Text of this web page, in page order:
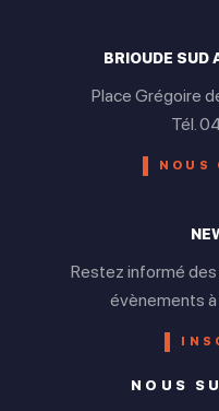
BRIOUDE SUD
Place Grégoire
Tél.
NOUS
Restez informé
évènements
NOUS